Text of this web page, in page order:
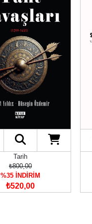
Tarih
₺800,00
%35 İNDİRİM
₺520,00